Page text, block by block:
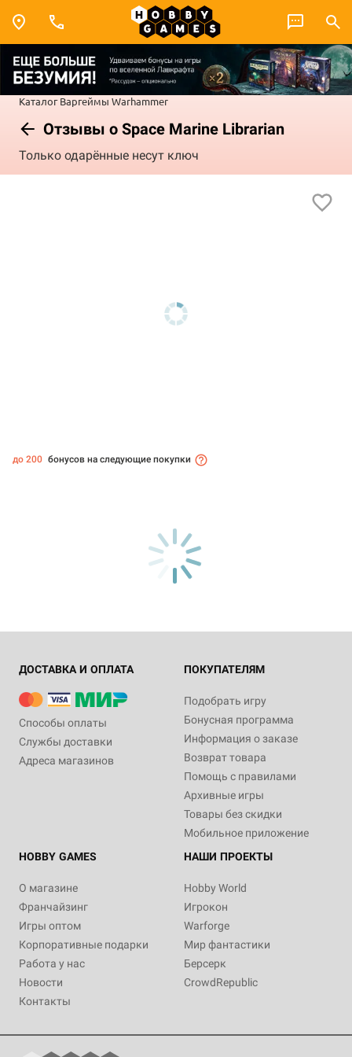
Каталог Варгеймы Warhammer
Отзывы о Space Marine Librarian
Только одарённые несут ключ
до 200 бонусов на следующие покупки
ДОСТАВКА И ОПЛАТА
Способы оплаты
Службы доставки
Адреса магазинов
ПОКУПАТЕЛЯМ
Подобрать игру
Бонусная программа
Информация о заказе
Возврат товара
Помощь с правилами
Архивные игры
Товары без скидки
Мобильное приложение
HOBBY GAMES
О магазине
Франчайзинг
Игры оптом
Корпоративные подарки
Работа у нас
Новости
Контакты
НАШИ ПРОЕКТЫ
Hobby World
Игрокон
Warforge
Мир фантастики
Берсерк
CrowdRepublic